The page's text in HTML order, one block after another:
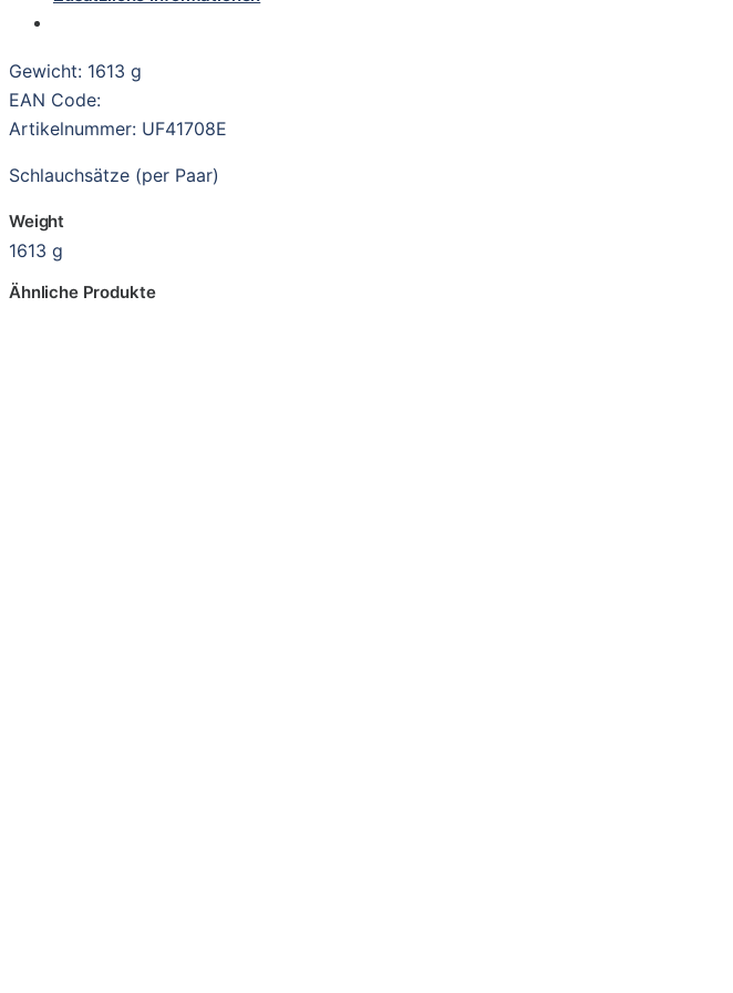
Gewicht: 1613 g
EAN Code:
Artikelnummer: UF41708E
Schlauchsätze (per Paar)
Weight
1613 g
Ähnliche Produkte